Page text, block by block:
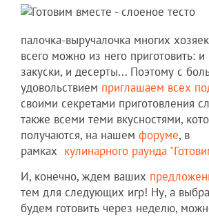
палочка-выручалочка многих
всего можно из него приготовить: и
закуски, и десерты... Поэтому с
удовольствием приглашаем всех
своими секретами приготовления
также всеми теми вкусностями,
получаются, на нашем форуме, в
рамках кулинарного раунда
И, конечно, ждем ваших
тем для следующих игр! Ну, а
будем готовить через неделю,